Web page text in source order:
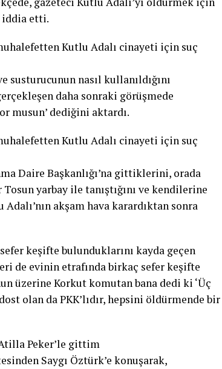
iddia etti.
Kutlu Adalı cinayeti için suç
nasıl kullanıldığını
daha sonraki görüşmede
musun’ dediğini aktardı.
Kutlu Adalı cinayeti için suç
Daire Başkanlığı’na gittiklerini, orada
yarbay ile tanıştığını ve kendilerine
akşam hava karardıktan sonra
keşifte bulunduklarını kayda geçen
de evinin etrafında birkaç sefer keşifte
üzerine Korkut komutan bana dedi ki ‘Üç
olan da PKK’lıdır, hepsini öldürmende bir
Atilla Peker’le gittim
Saygı Öztürk’e konuşarak,